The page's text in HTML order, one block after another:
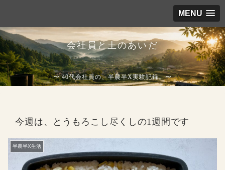
MENU
会社員と土のあいだ
〜 40代会社員の、半農半X実験記録。〜
今週は、とうもろこし尽くしの1週間です
半農半X生活